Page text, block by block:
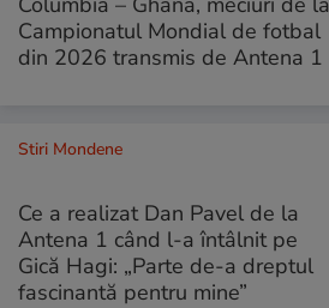
Campionatul Mondial de fotbal
din 2026 transmis de Antena 1
Stiri Mondene
Ce a realizat Dan Pavel de la
Antena 1 când l-a întâlnit pe
Gică Hagi: „Parte de-a dreptul
fascinantă pentru mine”